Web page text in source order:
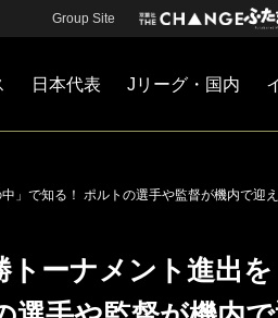
Group Site
日本代表 Jリーグ・国内
」で知る！ ポルトの選手や監督が機内で迎
ーナメント進出